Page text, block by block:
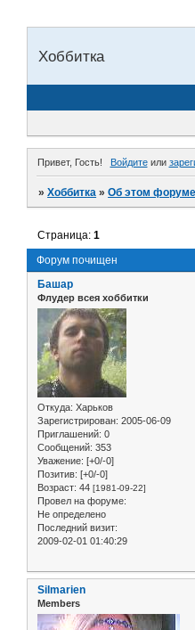
Хоббитка
Привет, Гость! Войдитеили
»Хоббитка »Об этом форуме
Форум почищен
Страница:1
Башар
Флудер всея хоббитки
Откуда: Харьков
Зарегистрирован: 2005-06-09
Приглашений: 0
Сообщений: 353
Уважение: [+0/-0]
Позитив: [+0/-0]
Возраст: 44 [1981-09-22]
Провел на форуме:
Не определено
Последний визит:
2009-02-01 01:40:29
Silmarien
Members